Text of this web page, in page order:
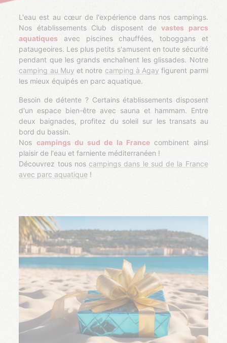
L'eau est au cœur de l'expérience dans nos campings.
Nos établissements Club disposent devastes parcs
aquatiques avec piscines chauffées, toboggans et
pataugeoires. Les plus petits s'amusent en toute sécurité
pendant que les grands enchaînent les glissades. Notre
camping au Muy et notre camping à Agay figurent parmi
les mieux équipés en parc aquatique.
Besoin de détente ? Certains établissements disposent
d'un espace bien-être avec sauna et hammam. Entre
deux baignades, profitez du soleil sur les transats au
bord du bassin.
Nos campings du sud de la France combinent ainsi
plaisir de l'eau et farniente méditerranéen !
Découvrez tous nos campings dans le sud de la France
avec parc aquatique !